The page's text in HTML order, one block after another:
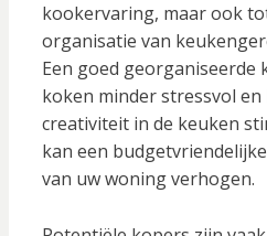
kookervaring, maar ook
organisatie van
Een goed georganiseerde
koken minder stressvol en
creativiteit in de keuken
kan een
van uw woning verhogen.